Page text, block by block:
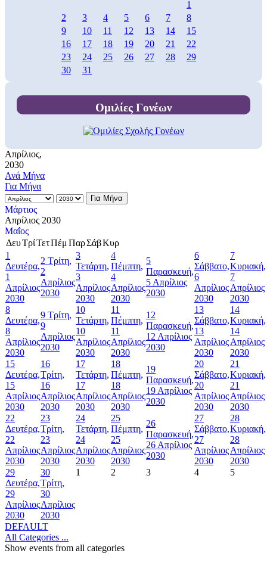
1
2
3 4 5 6 7
8
9
10 11 12 13 14
15
16
17 18 19 20 21
22
23
24 25 26 27 28
29
30
31
Ομιλίες Γονέων
Απρίλιος,
2030
Ανά Μήνα
Για Μήνα
Για Μήνα
Μάρτιος
Απρίλιος 2030
Μαΐος
ΔευΤρίΤετΠέμ ΠαρΣάβΚυρ
1
Δευτέρα,
1
Απρίλιος
2030
2 Τρίτη,
2
Απρίλιος
2030
3
Τετάρτη,
3
Απρίλιος
2030
4
Πέμπτη,
4
Απρίλιος
2030
5
Παρασκευή,
5 Απρίλιος
2030
6
Σάββατο,
6
Απρίλιος
2030
7
Κυριακή,
7
Απρίλιος
2030
8
Δευτέρα,
8
Απρίλιος
2030
9 Τρίτη,
9
Απρίλιος
2030
10
Τετάρτη,
10
Απρίλιος
2030
11
Πέμπτη,
11
Απρίλιος
2030
12
Παρασκευή,
12 Απρίλιος
2030
13
Σάββατο,
13
Απρίλιος
2030
14
Κυριακή,
14
Απρίλιος
2030
15
Δευτέρα,
15
Απρίλιος
2030
16
Τρίτη,
16
Απρίλιος
2030
17
Τετάρτη,
17
Απρίλιος
2030
18
Πέμπτη,
18
Απρίλιος
2030
19
Παρασκευή,
19 Απρίλιος
2030
20
Σάββατο,
20
Απρίλιος
2030
21
Κυριακή,
21
Απρίλιος
2030
22
Δευτέρα,
22
Απρίλιος
2030
23
Τρίτη,
23
Απρίλιος
2030
24
Τετάρτη,
24
Απρίλιος
2030
25
Πέμπτη,
25
Απρίλιος
2030
26
Παρασκευή,
26 Απρίλιος
2030
27
Σάββατο,
27
Απρίλιος
2030
28
Κυριακή,
28
Απρίλιος
2030
29
Δευτέρα,
29
Απρίλιος
2030
30
Τρίτη,
30
Απρίλιος
2030
1 2 3 4 5
DEFAULT
All Categories ...
Show events from all categories